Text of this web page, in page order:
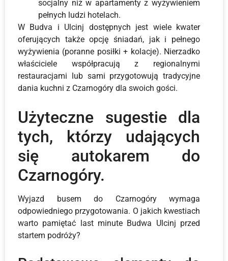
socjalny niż w apartamenty z wyżywieniem
pełnych ludzi hotelach.
W Budva i Ulcinj dostępnych jest wiele kwater
oferujących także opcję śniadań, jak i pełnego
wyżywienia (poranne posiłki + kolacje). Nierzadko
właściciele współpracują z regionalnymi
restauracjami lub sami przygotowują tradycyjne
dania kuchni z Czarnogóry dla swoich gości.
Użyteczne sugestie dla
tych, którzy udających
się autokarem do
Czarnogóry.
Wyjazd busem do Czarnogóry wymaga
odpowiedniego przygotowania. O jakich kwestiach
warto pamiętać last minute Budwa Ulcinj przed
startem podróży?